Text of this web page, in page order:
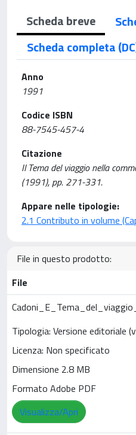
Scheda breve
Scheda completa
Anno
1991
Codice ISBN
88-7545-457-4
Citazione
Il Tema del viaggio nella
(1991), pp. 271-331.
Appare nelle tipologie:
2.1 Contributo in volume
File in questo prodotto:
File
Tipologia: Versione editoriale
Licenza: Non specificato
Dimensione 2.8 MB
Formato Adobe PDF
Visualizza/Apri